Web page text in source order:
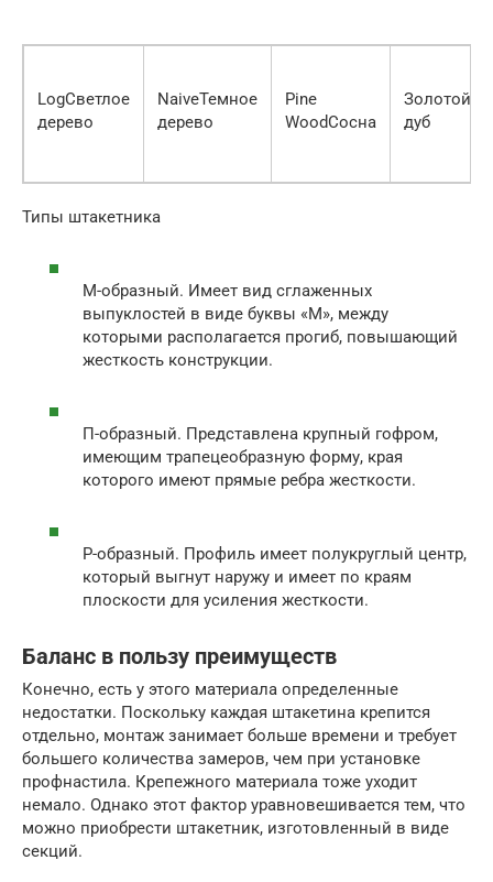
LogСветлое
дерево
NaiveТемное
дерево
Pine
WoodСосна
Золотой
дуб
Типы штакетника
М-образный. Имеет вид сглаженных
выпуклостей в виде буквы «М», между
которыми располагается прогиб, повышающий
жесткость конструкции.
П-образный. Представлена крупный гофром,
имеющим трапецеобразную форму, края
которого имеют прямые ребра жесткости.
Р-образный. Профиль имеет полукруглый центр,
который выгнут наружу и имеет по краям
плоскости для усиления жесткости.
Баланс в пользу преимуществ
Конечно, есть у этого материала определенные
недостатки. Поскольку каждая штакетина крепится
отдельно, монтаж занимает больше времени и требует
большего количества замеров, чем при установке
профнастила. Крепежного материала тоже уходит
немало. Однако этот фактор уравновешивается тем, что
можно приобрести штакетник, изготовленный в виде
секций.